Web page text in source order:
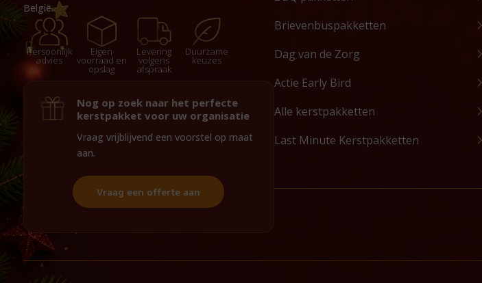
België.
Persoonlijk
advies
Eigen
voorraad en
opslag
Levering
volgens
afspraak
Duurzame
keuzes
Nog op zoek naar het perfecte
kerstpakket voor uw organisatie
Vraag vrijblijvend een voorstel op maat
aan.
Vraag een offerte aan
Brievenbuspakketten
Dag van de Zorg
Actie Early Bird
Alle kerstpakketten
Last Minute Kerstpakketten